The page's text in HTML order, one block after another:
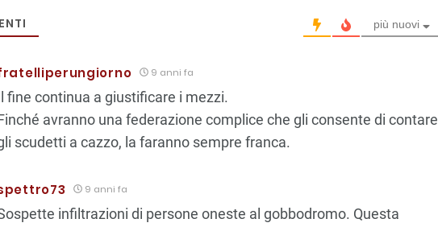
più nuovi
9 anni fa
fine continua a giustificare i mezzi.
avranno una federazione complice che gli consente di contare
scudetti a cazzo, la faranno sempre franca.
9 anni fa
infiltrazioni di persone oneste al gobbodromo. Questa